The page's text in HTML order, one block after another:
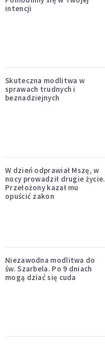
intencji
Skuteczna modlitwa w
sprawach trudnych i
beznadziejnych
W dzień odprawiał Mszę, w
nocy prowadził drugie życie.
Przełożony kazał mu
opuścić zakon
Niezawodna modlitwa do
św. Szarbela. Po 9 dniach
mogą dziać się cuda